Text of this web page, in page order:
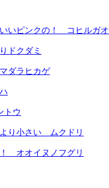
いピンクの！ コヒルガオ
ドクダミ
ダラヒカゲ
トウ
り小さい ムクドリ
オオイヌノフグリ